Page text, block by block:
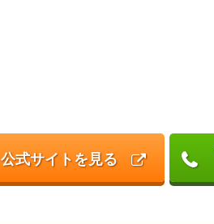
公式サイトを見る